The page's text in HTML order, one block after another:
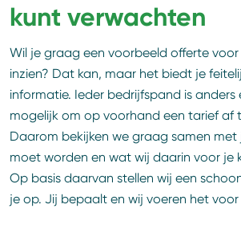
kunt verwachten
Wil je graag een voorbeeld offerte
inzien? Dat kan, maar het biedt je
informatie. Ieder bedrijfspand is anders
mogelijk om op voorhand een tarief af
Daarom bekijken we graag samen
moet worden en wat wij daarin voor je
Op basis daarvan stellen wij een
je op. Jij bepaalt en wij voeren het voor